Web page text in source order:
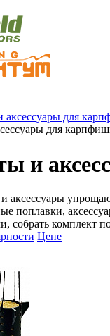
аксессуары для
для
и
аксессуары
поплавки,
собрать комплект
Цене